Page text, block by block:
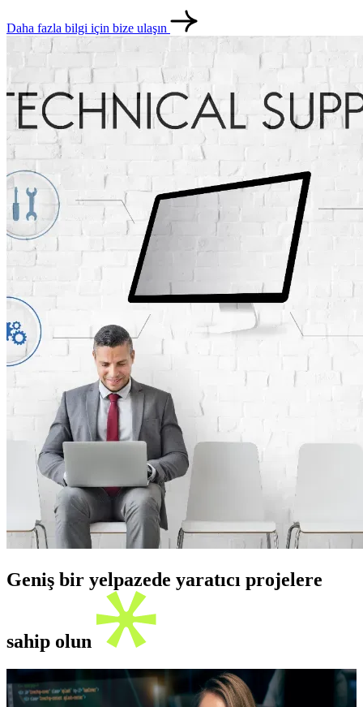
Daha fazla bilgi için bize ulaşın
Geniş bir yelpazede yaratıcı projelere
sahip olun